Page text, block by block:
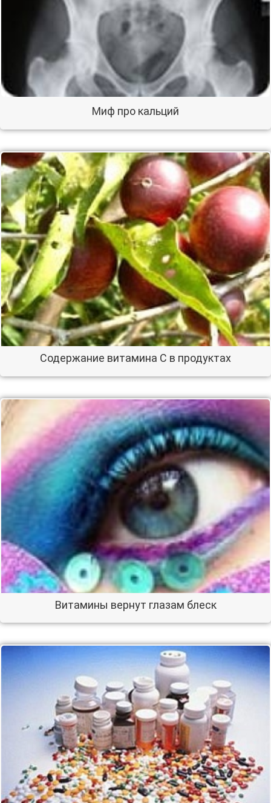
Миф про кальций
Содержание витамина С в продуктах
Витамины вернут глазам блеск